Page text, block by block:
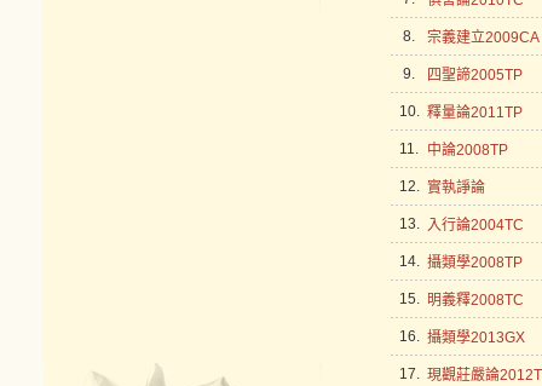
8. 宗義建立2009CA
9. 四聖諦2005TP
10. 釋量論2011TP
11. 中論2008TP
12. 實執諍論
13. 入行論2004TC
14. 攝類學2008TP
15. 明義釋2008TC
16. 攝類學2013GX
17. 現觀莊嚴論